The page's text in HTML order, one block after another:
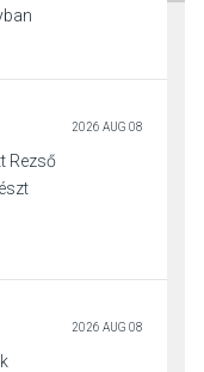
2026 AUG 08
Rezső
2026 AUG 08